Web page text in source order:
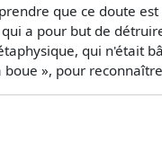
que ce doute
a pour but de
qui n'était
boue », pour